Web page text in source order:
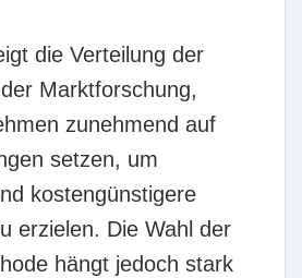
die Verteilung der
Marktforschung,
zunehmend auf
setzen, um
kostengünstigere
erzielen. Die Wahl der
hängt jedoch stark